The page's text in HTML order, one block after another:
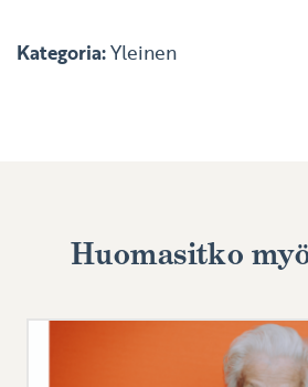
Kategoria:Yleinen
Huomasitko